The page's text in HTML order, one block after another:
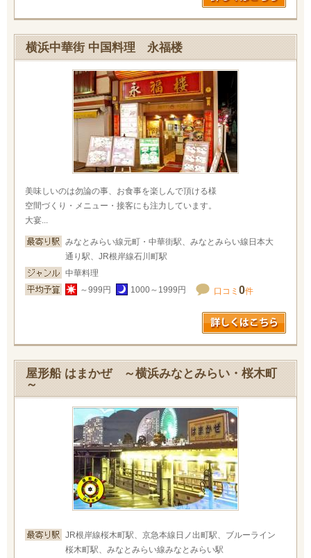
横浜中華街 中国料理 永福楼
美味しいのは勿論の事、お食事を楽しんで頂ける様
空間づくり・メニュー・接客にも注力しています。
大宴...
みなとみらい線元町・中華街駅、みなとみらい線日本大
通り駅、JR根岸線石川町駅
中華料理
～999円
1000～1999円 口コミ 0件
屋形船 はまかぜ ～横浜みなとみらい・桜木町
～
JR根岸線桜木町駅、京急本線日ノ出町駅、ブルーライン
桜木町駅、みなとみらい線みなとみらい駅